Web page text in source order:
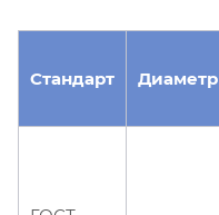
Стандарт Диаметр